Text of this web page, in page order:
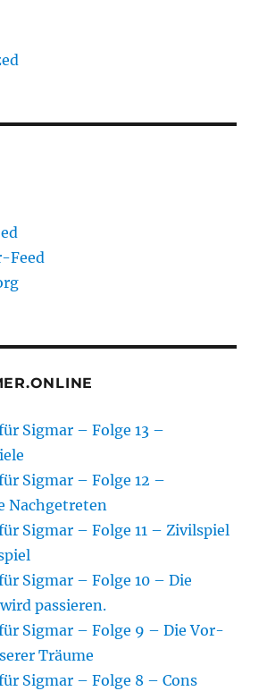
Feed
Sigmar – Folge 13 –
Sigmar – Folge 12 –
Nachgetreten
Sigmar – Folge 11 – Zivilspiel
Sigmar – Folge 10 – Die
passieren.
Sigmar – Folge 9 – Die Vor-
Träume
Sigmar – Folge 8 – Cons